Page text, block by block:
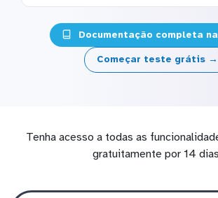
Documentação completa
Começar teste grátis →
Tenha acesso a todas as
gratuitamente por 14